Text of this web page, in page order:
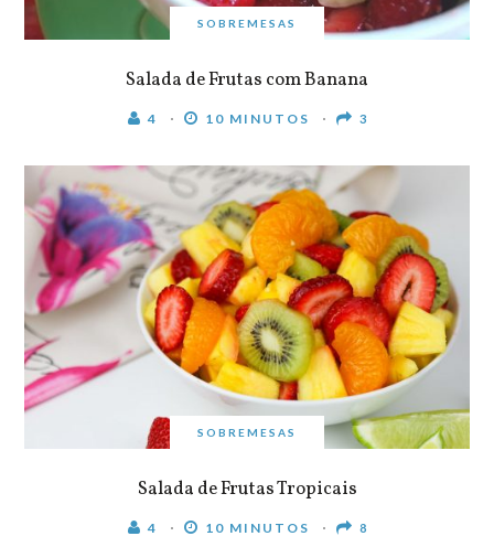
SOBREMESAS
Salada de Frutas com Banana
4 10 MINUTOS 3
SOBREMESAS
Salada de Frutas Tropicais
4 10 MINUTOS 8